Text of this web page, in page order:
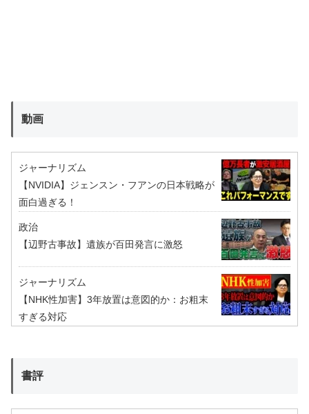
動画
ジャーナリズム
【NVIDIA】ジェンスン・フアンの日本戦略が
面白過ぎる！
政治
【辺野古事故】遺族が百田発言に激怒
ジャーナリズム
【NHK性加害】3年放置は意図的か：お粗末
すぎる対応
書評